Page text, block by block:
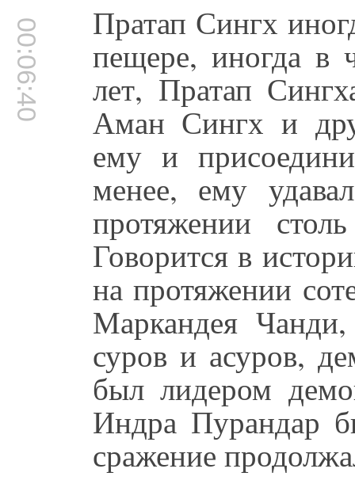
00:06:40 Пратап Сингх
пещере, иногда в
лет, Пратап
Аман Сингх и
ему и
менее, ему
протяжении
Говорится в
на протяжении
Маркандея
суров и асуров,
был лидером
Индра Пурандар
сражение